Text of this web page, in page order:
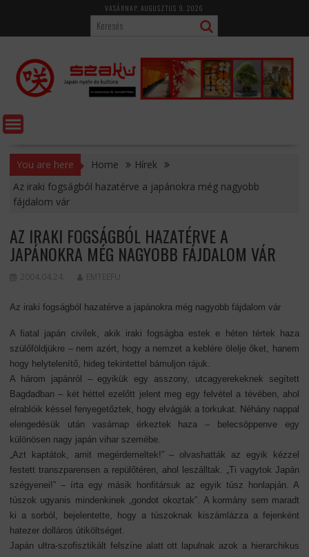
content
VASÁRNAP, AUGUSZTUS 9, 2026
You are here Home
Hírek
Az iraki fogságból hazatérve a japánokra még nagyobb
fájdalom vár
AZ IRAKI FOGSÁGBÓL HAZATÉRVE A
JAPÁNOKRA MÉG NAGYOBB FÁJDALOM VÁR
2004.04.24. EMTEEFU
Az iraki fogságból hazatérve a japánokra még nagyobb fájdalom vár
A fiatal japán civilek, akik iraki fogságba estek e héten tértek haza
szülőföldjükre – nem azért, hogy a nemzet a keblére ölelje őket, hanem
hogy helytelenítő, hideg tekintettel bámuljon rájuk.
A három japánról – egyikük egy asszony, utcagyerekeknek segített
Bagdadban – két héttel ezelőtt jelent meg egy felvétel a tévében, ahol
elrablóik késsel fenyegetőztek, hogy elvágják a torkukat. Néhány nappal
elengedésük után vasárnap érkeztek haza – belecsöppenve egy
különösen nagy japán vihar szemébe.
„Azt kaptátok, amit megérdemeltek!” – olvashatták az egyik kézzel
festett transzparensen a repülőtéren, ahol leszálltak. „Ti vagytok Japán
szégyenei!” – írta egy másik honfitársuk az egyik túsz honlapján. A
túszok ugyanis mindenkinek „gondot okoztak”. A kormány sem maradt
ki a sorból, bejelentette, hogy a túszoknak kiszámlázza a fejenként
hatezer dolláros útiköltséget.
Japán ultra-szofisztikált felszíne alatt ott lapulnak azok a hierarchikus